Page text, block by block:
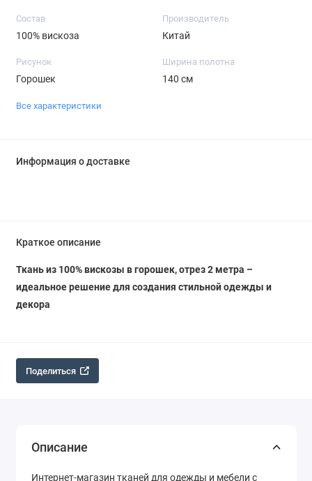
Состав
100% вискоза
Производитель
Китай
Рисунок
Горошек
Ширина полотна
140 см
Все характеристики
Информация о доставке
Краткое описание
Ткань из 100% вискозы в горошек, отрез 2 метра –
идеальное решение для создания стильной одежды и
декора
Поделиться
Описание
Интернет-магазин тканей для одежды и мебели с